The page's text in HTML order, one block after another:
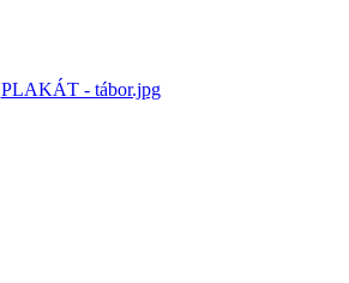
PLAKÁT - tábor.jpg